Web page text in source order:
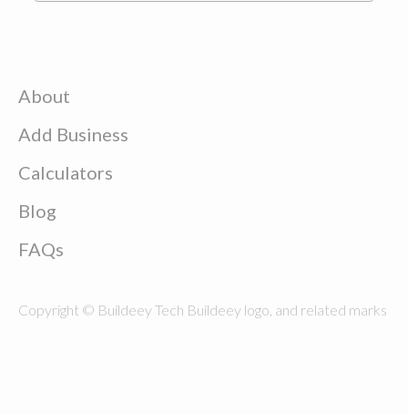
About
Add Business
Calculators
Blog
FAQs
Copyright © Buildeey Tech Buildeey logo, and related marks